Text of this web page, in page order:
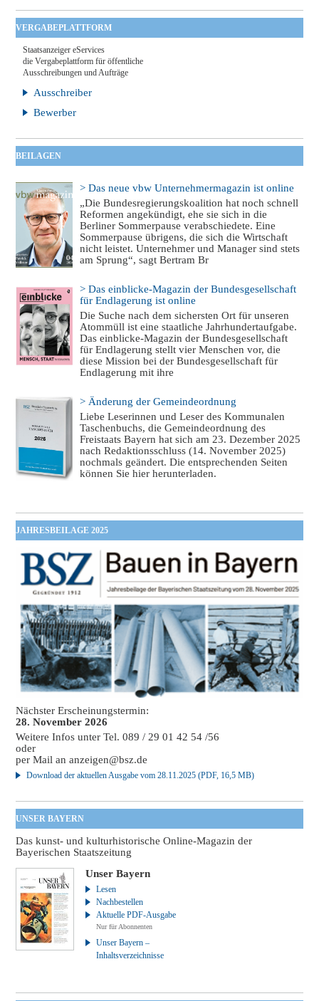
VERGABEPLATTFORM
Staatsanzeiger eServices
die Vergabeplattform für öffentliche
Ausschreibungen und Aufträge
Ausschreiber
Bewerber
BEILAGEN
> Das neue vbw Unternehmermagazin ist online
„Die Bundesregierungskoalition hat noch schnell
Reformen angekündigt, ehe sie sich in die
Berliner Sommerpause verabschiedete. Eine
Sommerpause übrigens, die sich die Wirtschaft
nicht leistet. Unternehmer und Manager sind stets
am Sprung“, sagt Bertram Br
> Das einblicke-Magazin der Bundesgesellschaft
für Endlagerung ist online
Die Suche nach dem sichersten Ort für unseren
Atommüll ist eine staatliche Jahrhundertaufgabe.
Das einblicke-Magazin der Bundesgesellschaft
für Endlagerung stellt vier Menschen vor, die
diese Mission bei der Bundesgesellschaft für
Endlagerung mit ihre
> Änderung der Gemeindeordnung
Liebe Leserinnen und Leser des Kommunalen
Taschenbuchs, die Gemeindeordnung des
Freistaats Bayern hat sich am 23. Dezember 2025
nach Redaktionsschluss (14. November 2025)
nochmals geändert. Die entsprechenden Seiten
können Sie hier herunterladen.
JAHRESBEILAGE 2025
Nächster Erscheinungstermin:
28. November 2026
Weitere Infos unter Tel. 089 / 29 01 42 54 /56
oder
per Mail ananzeigen@bsz.de
Download der aktuellen Ausgabe vom 28.11.2025 (PDF, 16,5 MB)
UNSER BAYERN
Das kunst- und kulturhistorische Online-Magazin der
Bayerischen Staatszeitung
Unser Bayern
Lesen
Nachbestellen
Aktuelle PDF-Ausgabe
Nur für Abonnenten
Unser Bayern –
Inhaltsverzeichnisse